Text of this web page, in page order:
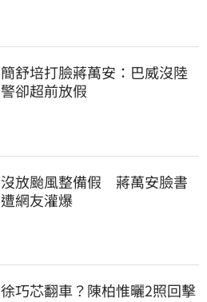
簡舒培打臉蔣萬安：巴威沒陸
警卻超前放假
沒放颱風整備假　蔣萬安臉書
遭網友灌爆
徐巧芯翻車？陳柏惟曬2照回擊